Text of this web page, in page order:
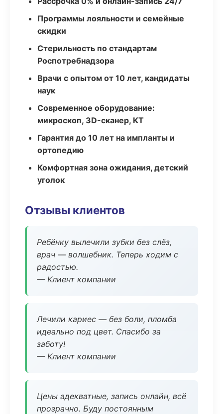
Программы лояльности и семейные
скидки
Стерильность по стандартам
Роспотребнадзора
Врачи с опытом от 10 лет, кандидаты
наук
Современное оборудование:
микроскоп, 3D-сканер, КТ
Гарантия до 10 лет на импланты и
ортопедию
Комфортная зона ожидания, детский
уголок
Отзывы клиентов
Ребёнку вылечили зубки без слёз,
врач — волшебник. Теперь ходим с
радостью.
— Клиент компании
Лечили кариес — без боли, пломба
идеально под цвет. Спасибо за
заботу!
— Клиент компании
Цены адекватные, запись онлайн, всё
прозрачно. Буду постоянным